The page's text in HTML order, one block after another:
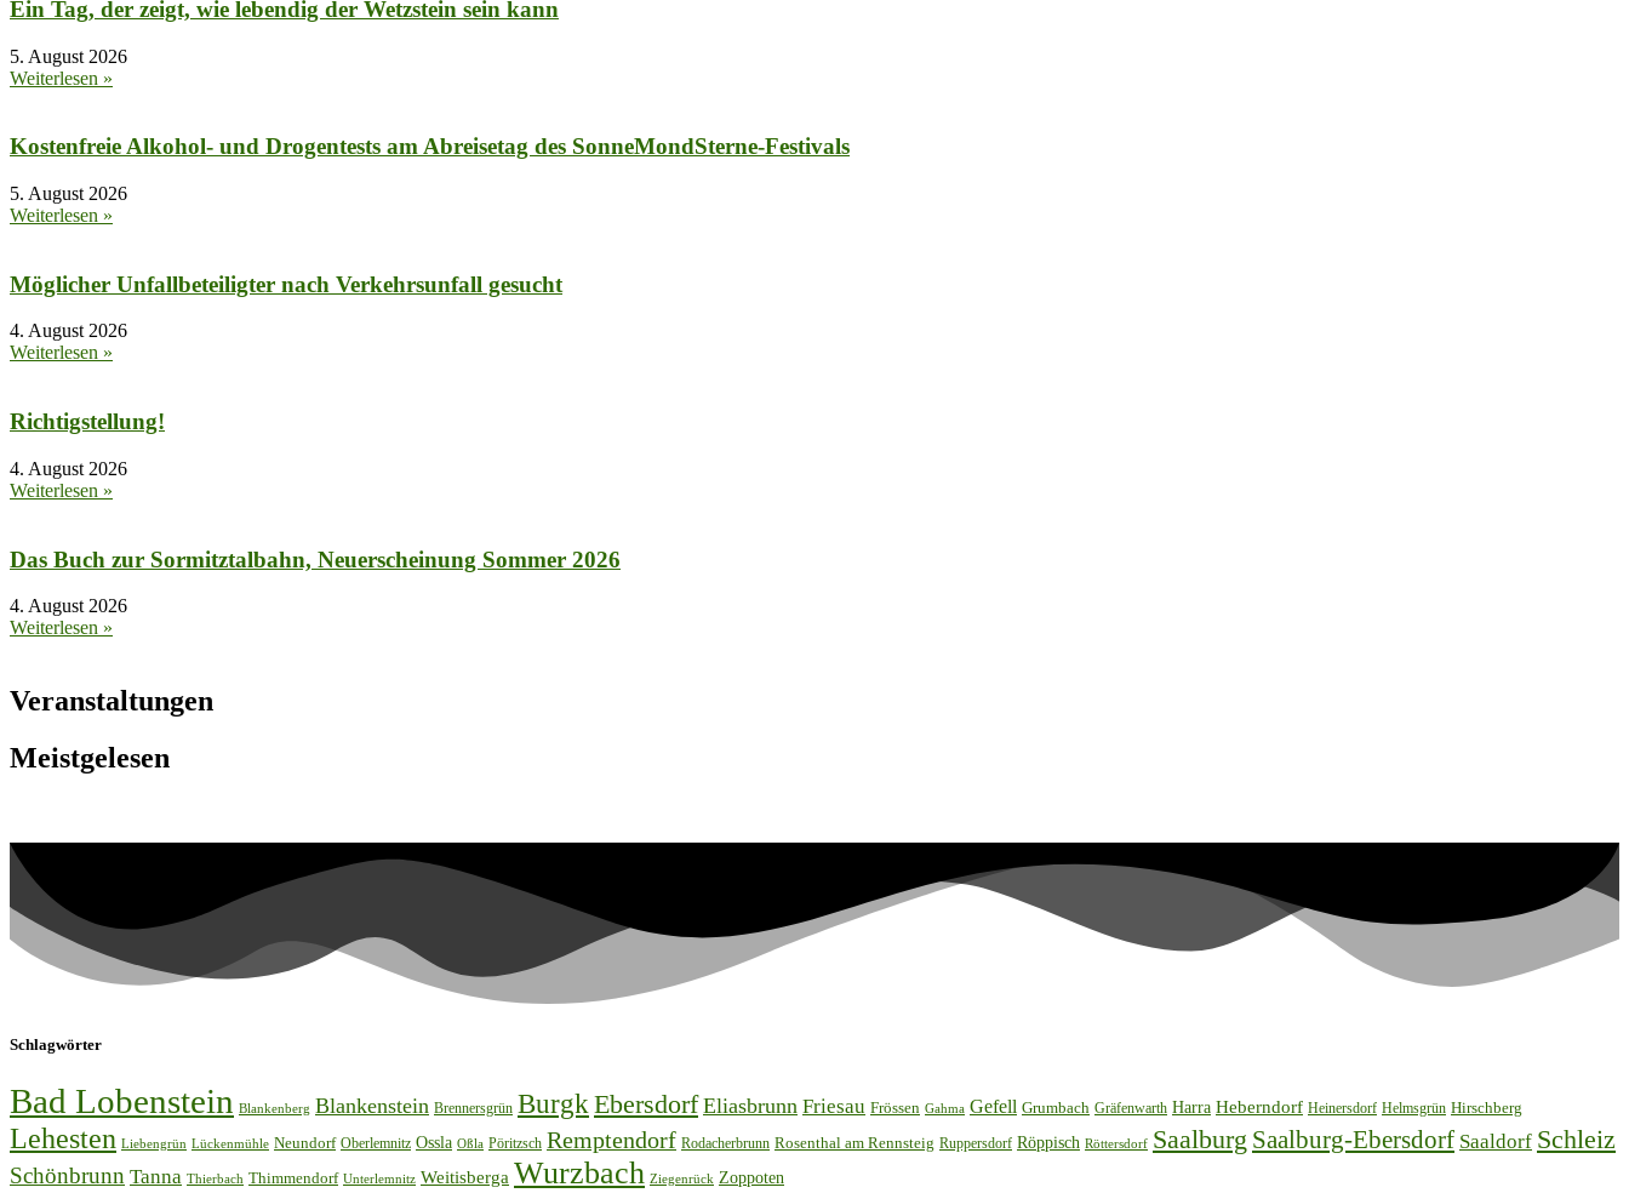
Ein Tag, der zeigt, wie lebendig der Wetzstein sein kann
5. August 2026
Weiterlesen »
Kostenfreie Alkohol- und Drogentests am Abreisetag des SonneMondSterne-Festivals
5. August 2026
Weiterlesen »
Möglicher Unfallbeteiligter nach Verkehrsunfall gesucht
4. August 2026
Weiterlesen »
Richtigstellung!
4. August 2026
Weiterlesen »
Das Buch zur Sormitztalbahn, Neuerscheinung Sommer 2026
4. August 2026
Weiterlesen »
Veranstaltungen
Meistgelesen
Schlagwörter
Bad Lobenstein Blankenberg Blankenstein Brennersgrün BurgkEbersdorf Eliasbrunn Friesau Frössen Gahma Gefell Grumbach Gräfenwarth Harra Heberndorf Heinersdorf Helmsgrün Hirschberg
Lehesten Liebengrün Lückenmühle Neundorf Oberlemnitz Ossla Oßla Pöritzsch Remptendorf Rodacherbrunn Rosenthal am Rennsteig Ruppersdorf Röppisch Röttersdorf Saalburg Saalburg-Ebersdorf Saaldorf Schleiz
Schönbrunn Tanna Thierbach Thimmendorf Unterlemnitz Weitisberga Wurzbach Ziegenrück Zoppoten